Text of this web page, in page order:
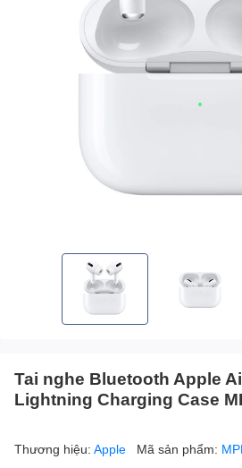
Tai nghe Bluetooth Apple
Lightning Charging Case
Thương hiệu: Apple Mã sản phẩm: